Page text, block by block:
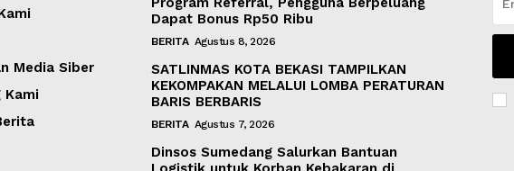
Media Siber
Kami
Dapat Bonus Rp50 Ribu
BERITA Agustus 8, 2026
SATLINMAS KOTA BEKASI TAMPILKAN
KEKOMPAKAN MELALUI LOMBA PERATURAN
BARIS BERBARIS
BERITA Agustus 7, 2026
Dinsos Sumedang Salurkan Bantuan